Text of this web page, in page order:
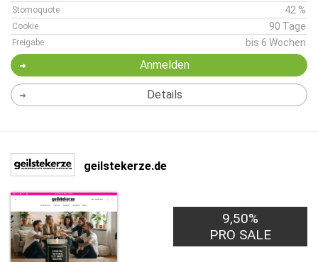
Stornoquote 42 %
Cookie 90 Tage
Freigabe bis 6 Wochen
Anmelden
Details
geilstekerze.de
9,50%
PRO SALE